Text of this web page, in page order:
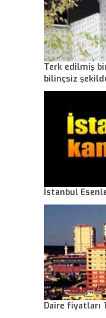
Terk edilmiş
bilinçsiz
İstanbul
Daire fiyatları